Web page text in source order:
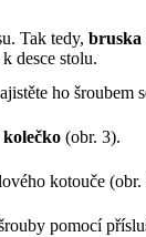
Tak tedy, bruska
desce stolu.
ho šroubem
kolečko (obr. 3).
kotouče (obr.
pomocí